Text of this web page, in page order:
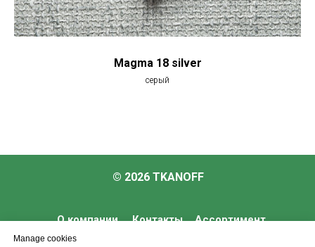
Magma 18 silver
серый
© 2026 TKANOFF
Контакты Ассортимент
О компании
Manage cookies